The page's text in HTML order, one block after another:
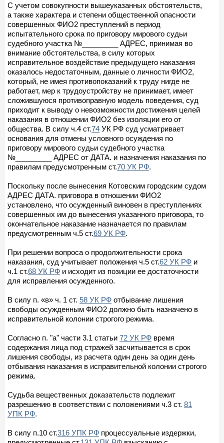
С учетом совокупности вышеуказанных обстоятельств,
а также характера и степени общественной опасности
совершенных ФИО2 преступлений в период
испытательного срока по приговору мирового судьи
судебного участка №_________ АДРЕС, принимая во
внимание обстоятельства, в силу которых
исправительное воздействие предыдущего наказания
оказалось недостаточным, данные о личности ФИО2,
который, не имея противопоказаний к труду нигде не
работает, мер к трудоустройству не принимает, имеет
сложившуюся противоправную модель поведения, суд
приходит к выводу о невозможности достижения целей
наказания в отношении ФИО2 без изоляции его от
общества. В силу ч.4 ст.74 УК РФ суд усматривает
основания для отмены условного осуждения по
приговору мирового судьи судебного участка
№_________ АДРЕС от ДАТА. и назначения наказания по
правилам предусмотренным ст.70 УК РФ.
Поскольку после вынесения Котовским городским судом
АДРЕС ДАТА. приговора в отношении ФИО2
установлено, что осужденный виновен в преступлениях
совершенных им до вынесения указанного приговора, то
окончательное наказание назначается по правилам
предусмотренным ч.5 ст.69 УК РФ.
При решении вопроса о продолжительности срока
наказания, суд учитывает положения ч.5 ст.62 УК РФ и
ч.1 ст.68 УК РФ и исходит из позиции ее достаточности
для исправления осужденного.
В силу п. «в» ч. 1 ст. 58 УК РФ отбывание лишения
свободы осужденным ФИО2 должно быть назначено в
исправительной колонии строгого режима.
Согласно п. "а" части 3.1 статьи 72 УК РФ время
содержания лица под стражей засчитывается в срок
лишения свободы, из расчета один день за один день
отбывания наказания в исправительной колонии строгого
режима.
Судьба вещественных доказательств подлежит
разрешению в соответствии с положениями ч.3 ст. 81
УПК РФ.
В силу п.10 ст.316 УПК РФ процессуальные издержки,